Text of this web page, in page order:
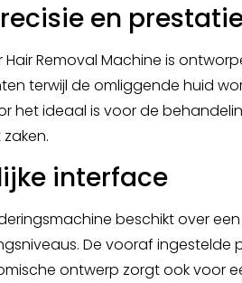
en
Hair Removal Machine is
terwijl de omliggende huid
het ideaal is voor de
interface
beschikt over
De vooraf
ontwerp zorgt ook voor